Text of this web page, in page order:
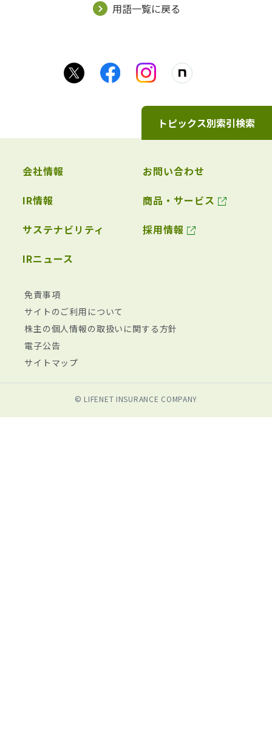
用語一覧に戻る
トピックス別索引検索
会社情報
お問い合わせ
IR情報
商品・サービス
サステナビリティ
採用情報
IRニュース
免責事項
サイトのご利用について
株主の個人情報の取扱いに関する方針
電子公告
サイトマップ
© LIFENET INSURANCE COMPANY